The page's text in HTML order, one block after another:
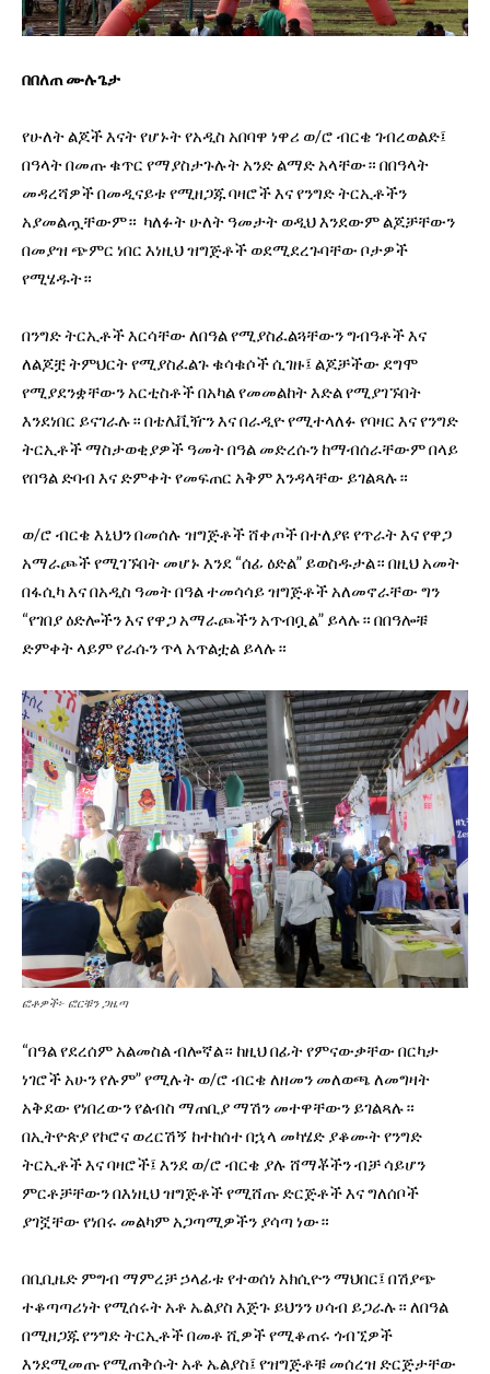
በበለጠ ሙሉጌታ
የሁለት ልጆች እናት የሆኑት የአዲስ አበባዋ ነዋሪ ወ/ሮ ብርቄ ገብረወልድ፤
በዓላት በመጡ ቁጥር የማያስታጉሉት አንድ ልማድ አላቸው። በበዓላት
መዳረሻዎች በመዲናይቱ የሚዘጋጁ ባዛሮች እና የንግድ ትርኢቶችን
አያመልጧቸውም። ካለፉት ሁለት ዓመታት ወዲህ እንደውም ልጆቻቸውን
በመያዝ ጭምር ነበር እነዚህ ዝግጅቶች ወደሚደረጉባቸው ቦታዎች
የሚሄዱት።
በንግድ ትርኢቶች እርሳቸው ለበዓል የሚያስፈልጓቸውን ግብዓቶች እና
ለልጆቿ ትምህርት የሚያስፈልጉ ቁሳቁሶች ሲገዙ፤ ልጆቻችው ደግሞ
የሚያደንቋቸውን አርቲስቶች በአካል የመመልከት እድል የሚያገኙበት
እንደነበር ይናገራሉ። በቴሌቪዥን እና በራዲዮ የሚተላለፉ የባዛር እና የንግድ
ትርኢቶች ማስታወቂያዎች ዓመት በዓል መድረሱን ከማብሰራቸውም በላይ
የበዓል ድባብ እና ድምቀት የመፍጠር አቅም እንዳላቸው ይገልጻሉ።
ወ/ሮ ብርቄ እኒህን በመሰሉ ዝግጅቶች ሸቀጦች በተለያዩ የጥራት እና የዋጋ
አማራጮች የሚገኙበት መሆኑ እንደ “ሰፊ ዕድል” ይወስዱታል። በዚህ አመት
በፋሲካ እና በአዲስ ዓመት በዓል ተመሳሳይ ዝግጅቶች አለመኖራቸው ግን
“የገበያ ዕድሎችን እና የዋጋ አማራጮችን አጥብቧል” ይላሉ። በበዓሎቹ
ድምቀት ላይም የራሱን ጥላ አጥልቷል ይላሉ።
ፎቶዎች፦ ፎርቹን ጋዜጣ
“በዓል የደረሰም አልመስል ብሎኛል። ከዚህ በፊት የምናውቃቸው በርካታ
ነገሮች አሁን የሉም” የሚሉት ወ/ሮ ብርቄ ለዘመን መለወጫ ለመግዛት
አቅደው የነበረውን የልብስ ማጠቢያ ማሽን መተዋቸውን ይገልጻሉ።
በኢትዮጵያ የኮሮና ወረርሽኝ ከተከሰተ በኋላ መካሄድ ያቆሙት የንግድ
ትርኢቶች እና ባዛሮች፤ እንደ ወ/ሮ ብርቄ ያሉ ሸማቾችን ብቻ ሳይሆን
ምርቶቻቸውን በእነዚህ ዝግጅቶች የሚሸጡ ድርጅቶች እና ግለሰቦች
ያገኟቸው የነበሩ መልካም አጋጣሚዎችን ያሳጣ ነው።
በቢቢዜድ ምግብ ማምረቻ ኃላፊቱ የተወሰነ አክሲዮን ማህበር፤ በሽያጭ
ተቆጣጣሪነት የሚሰሩት አቶ ኤልያስ እጅጉ ይህንን ሀሳብ ይጋራሉ። ለበዓል
በሚዘጋጁ የንግድ ትርኢቶች በመቶ ሺዎች የሚቆጠሩ ጎብኚዎች
እንደሚመጡ የሚጠቅሱት አቶ ኤልያስ፤ የዝግጅቶቹ መሰረዝ ድርጅታቸው